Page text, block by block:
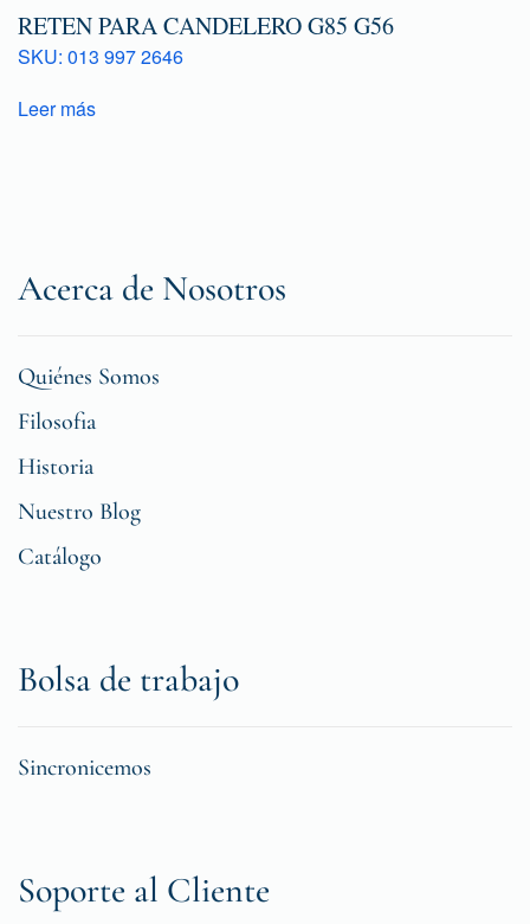
RETEN PARA CANDELERO G85 G56
SKU: 013 997 2646
Leer más
Acerca de Nosotros
Quiénes Somos
Filosofia
Historia
Nuestro Blog
Catálogo
Bolsa de trabajo
Sincronicemos
Soporte al Cliente